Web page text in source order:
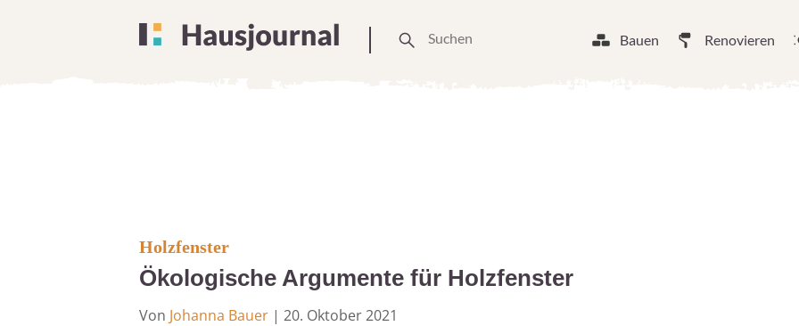
Bauen Renovieren
Holzfenster
Ökologische Argumente für Holzfenster
Von Johanna Bauer | 20. Oktober 2021